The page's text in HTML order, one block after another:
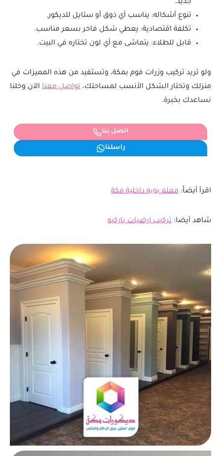
جديد.
تنوع أشكاله: يناسب أي ذوق أو ستايل للديكور.
تكلفة اقتصادية: يعطي شكل فاخر بسعر مناسب.
قابل للطلاء: يتماشى مع أي لون تختاره في البيت.
ولو تريد تركيب وزرات فوم بمكة، وتستفيد من هذه المميزات في
منزلك وتختار الشكل الأنسب لمساحتك، تواصل معنا الآن وخلنا
نساعدك بخبرة.
اتصل بنا
راسلنا
اقرأ أيضاً: معلم بويه داخلية مكة
شاهد أيضا: تركيب ارضيات باركيه